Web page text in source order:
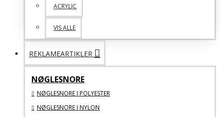
ACRYLIC
VIS ALLE
REKLAMEARTIKLER
NØGLESNORE
NØGLESNORE I POLYESTER
NØGLESNORE I NYLON